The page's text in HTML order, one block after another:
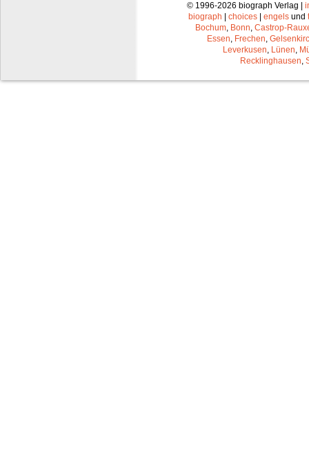
© 1996-2026 biograph Verlag |
biograph
choices engels und
Bochum, Bonn, Castrop-
Essen, Frechen,
Leverkusen, Lünen,
Recklinghausen,